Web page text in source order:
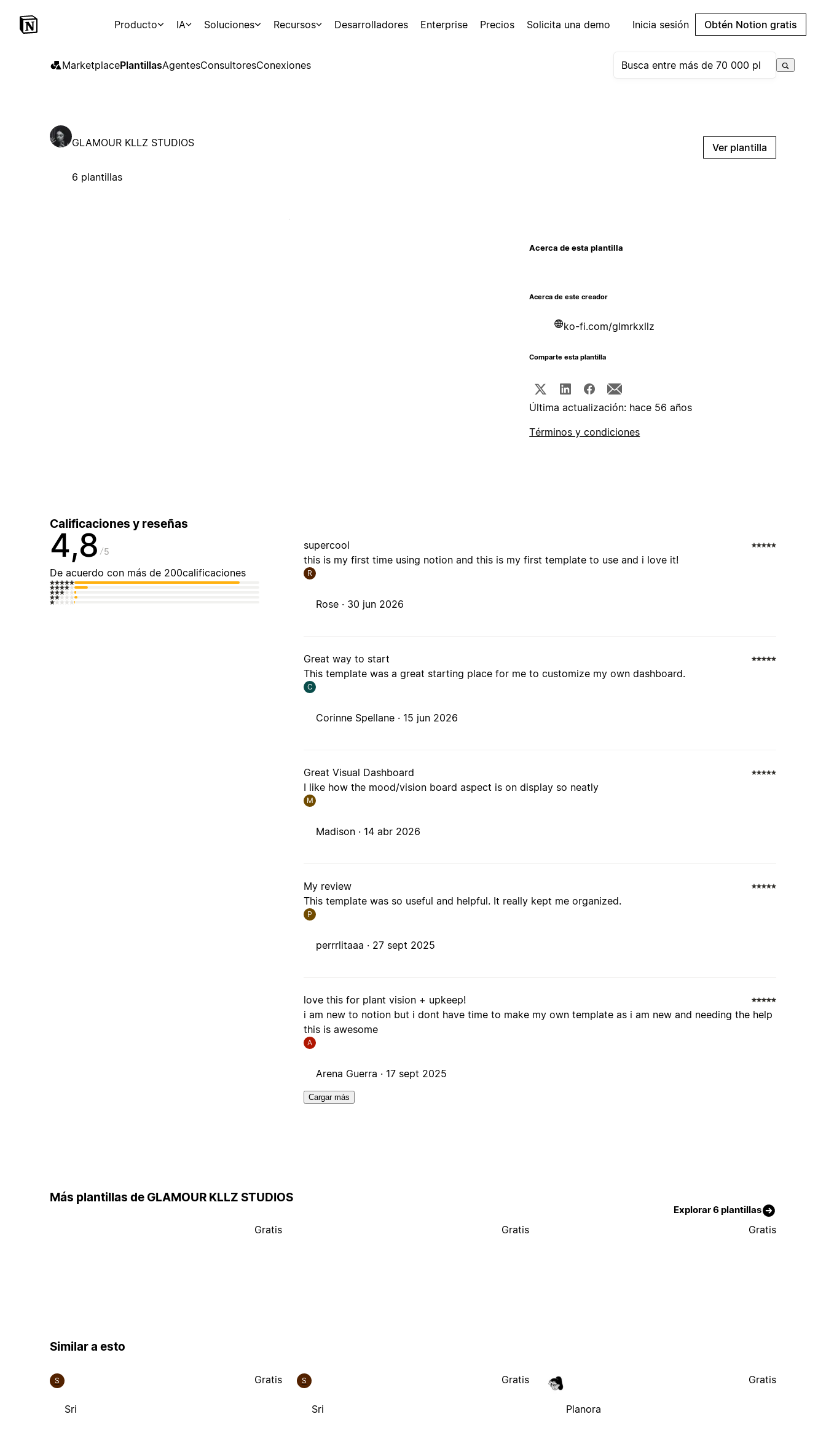
Producto IA Soluciones Recursos Desarrolladores Enterprise Precios Solicita una demo Inicia sesión Obtén Notion gratis
MarketplacePlantillasAgentesConsultoresConexiones
GLAMOUR KLLZ STUDIOS
6 plantillas
Ver plantilla
Acerca de esta plantilla
Acerca de este creador
ko-fi.com/glmrkxllz
Comparte esta plantilla
Última actualización: hace 56 años
Términos y condiciones
Calificaciones y reseñas
4,8 5
De acuerdo con más de 200calificaciones
supercool
this is my first time using notion and this is my first template to use and i love it!
R
Rose · 30 jun 2026
Great way to start
This template was a great starting place for me to customize my own dashboard.
C
Corinne Spellane · 15 jun 2026
Great Visual Dashboard
I like how the mood/vision board aspect is on display so neatly
M
Madison · 14 abr 2026
My review
This template was so useful and helpful. It really kept me organized.
P
perrrlitaaa · 27 sept 2025
love this for plant vision + upkeep!
i am new to notion but i dont have time to make my own template as i am new and needing the help
this is awesome
A
Arena Guerra · 17 sept 2025
Cargar más
Más plantillas de GLAMOUR KLLZ STUDIOS
Explorar 6 plantillas
Gratis Gratis Gratis
Similar a esto
S
Sri
Gratis S
Sri
Gratis
Planora
Gratis